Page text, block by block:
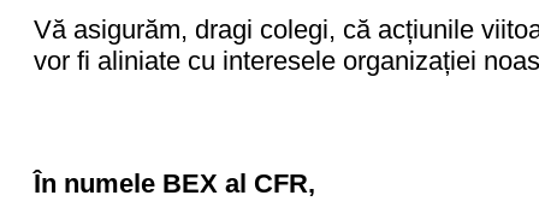
Vă asigurăm, dragi colegi, că acțiunile
vor fi aliniate cu interesele organizației
În numele BEX al CFR,